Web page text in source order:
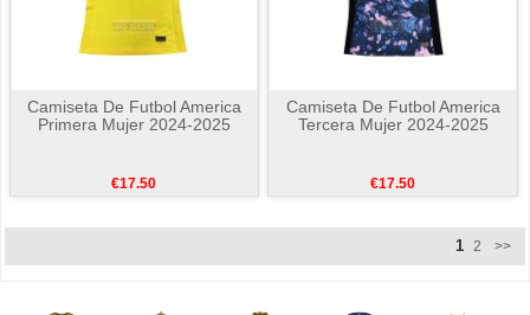
Camiseta De Futbol America
Primera Mujer 2024-2025
€17.50
Camiseta De Futbol America
Tercera Mujer 2024-2025
€17.50
1 2 >>